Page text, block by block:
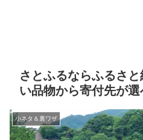
さとふるならふるさ
い品物から寄付先が選
小ネタ＆裏ワザ